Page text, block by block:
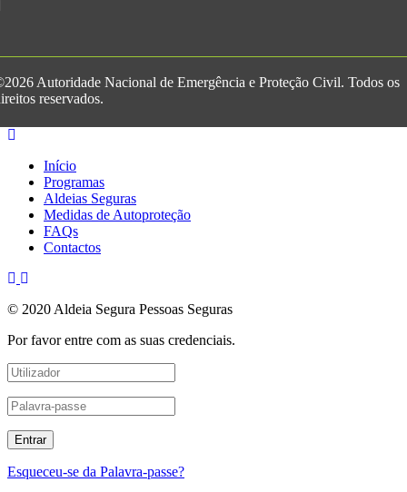
Autoridade Nacional de Emergência e Proteção Civil. Todos os
reservados.
Início
Programas
Aldeias Seguras
Medidas de Autoproteção
FAQs
Contactos
© 2020 Aldeia Segura Pessoas Seguras
Por favor entre com as suas credenciais.
Esqueceu-se da Palavra-passe?